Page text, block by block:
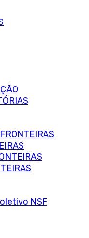
NSF